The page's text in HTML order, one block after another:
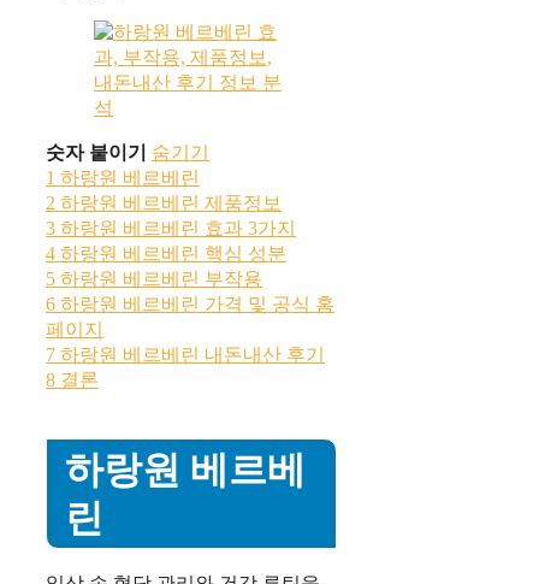
숫자 붙이기
숨기기
1 하랑원 베르베린
2 하랑원 베르베린 제품정보
3 하랑원 베르베린 효과 3가지
4 하랑원 베르베린 핵심 성분
5 하랑원 베르베린 부작용
6 하랑원 베르베린 가격 및 공식 홈
페이지
7 하랑원 베르베린 내돈내산 후기
8 결론
하랑원 베르베
린